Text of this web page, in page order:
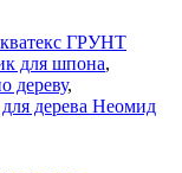
для шпона,
дереву,
дерева Неомид